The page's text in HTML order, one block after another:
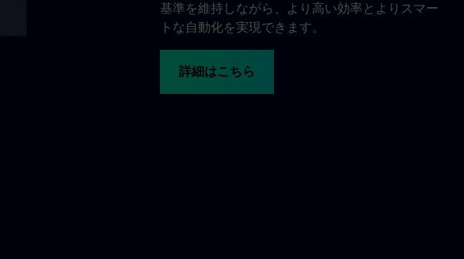
基準を維持しながら、より高い効率とよりスマー
トな自動化を実現できます。
詳細はこちら